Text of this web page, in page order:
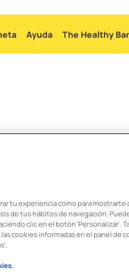
Ayuda The Healthy
como en Apple Pay,
Pulsa en ese botón
tu experiencia como para
de tus hábitos de navegación.
clic en el botón 'Personalizar'.
cookies informadas en el panel de